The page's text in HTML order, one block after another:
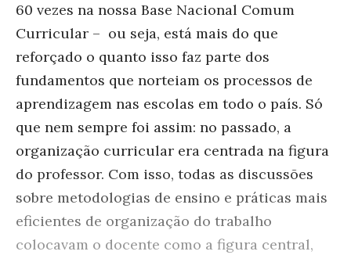
60 vezes na nossa Base Nacional Comum
Curricular – ou seja, está mais do que
reforçado o quanto isso faz parte dos
fundamentos que norteiam os processos de
aprendizagem nas escolas em todo o país. Só
que nem sempre foi assim: no passado, a
organização curricular era centrada na figura
do professor. Com isso, todas as discussões
sobre metodologias de ensino e práticas mais
eficientes de organização do trabalho
colocavam o docente como a figura central,